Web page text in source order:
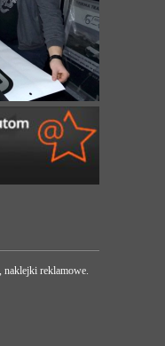
naklejki reklamowe.